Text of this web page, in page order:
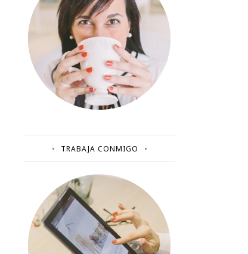
TRABAJA CONMIGO